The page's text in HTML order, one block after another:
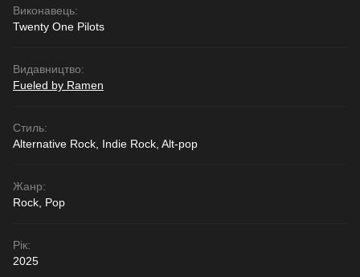
Виконавець:
Twenty One Pilots
Видавництво:
Fueled by Ramen
Стиль:
Alternative Rock, Indie Rock, Alt-pop
Жанр:
Rock, Pop
Рік:
2025